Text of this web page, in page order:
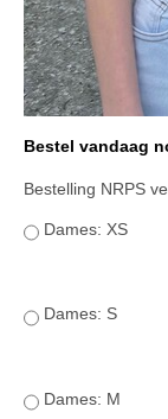
Bestel vandaag
Bestelling NRPS
Dames: XS
Dames: S
Dames: M